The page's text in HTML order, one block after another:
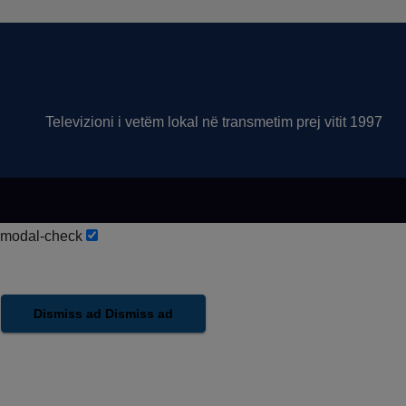
Televizioni i vetëm lokal në transmetim prej vitit 1997
modal-check
Dismiss ad Dismiss ad